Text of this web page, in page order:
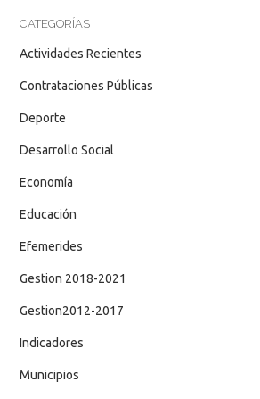
CATEGORÍAS
Actividades Recientes
Contrataciones Públicas
Deporte
Desarrollo Social
Economía
Educación
Efemerides
Gestion 2018-2021
Gestion2012-2017
Indicadores
Municipios